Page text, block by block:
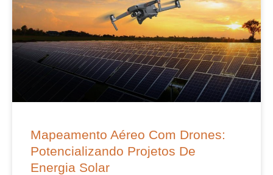
Mapeamento Aéreo Com Drones:
Potencializando Projetos De
Energia Solar